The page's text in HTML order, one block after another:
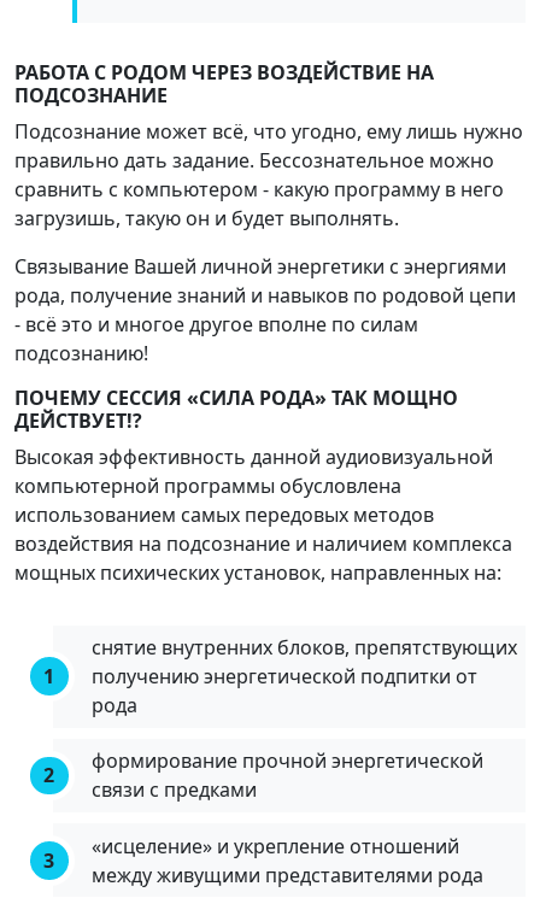
РАБОТА С РОДОМ ЧЕРЕЗ ВОЗДЕЙСТВИЕ НА
ПОДСОЗНАНИЕ
Подсознание может всё, что угодно, ему лишь нужно
правильно дать задание. Бессознательное можно
сравнить с компьютером - какую программу в него
загрузишь, такую он и будет выполнять.
Связывание Вашей личной энергетики с энергиями
рода, получение знаний и навыков по родовой цепи
- всё это и многое другое вполне по силам
подсознанию!
ПОЧЕМУ СЕССИЯ «СИЛА РОДА» ТАК МОЩНО
ДЕЙСТВУЕТ!?
Высокая эффективность данной аудиовизуальной
компьютерной программы обусловлена
использованием самых передовых методов
воздействия на подсознание и наличием комплекса
мощных психических установок, направленных на:
снятие внутренних блоков, препятствующих
получению энергетической подпитки от
рода
формирование прочной энергетической
связи с предками
«исцеление» и укрепление отношений
между живущими представителями рода